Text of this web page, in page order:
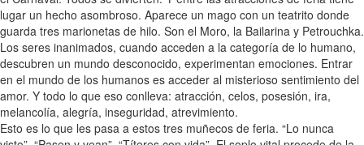
lugar un hecho asombroso. Aparece un mago con un teatrito donde
guarda tres marionetas de hilo. Son el Moro, la Bailarina y Petrouchka.
Los seres inanimados, cuando acceden a la categoría de lo humano,
descubren un mundo desconocido, experimentan emociones. Entrar
en el mundo de los humanos es acceder al misterioso sentimiento del
amor. Y todo lo que eso conlleva: atracción, celos, posesión, ira,
melancolía, alegría, inseguridad, atrevimiento.
Esto es lo que les pasa a estos tres muñecos de feria. “Lo nunca